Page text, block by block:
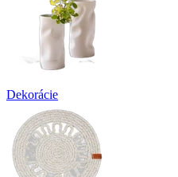
Dekorácie